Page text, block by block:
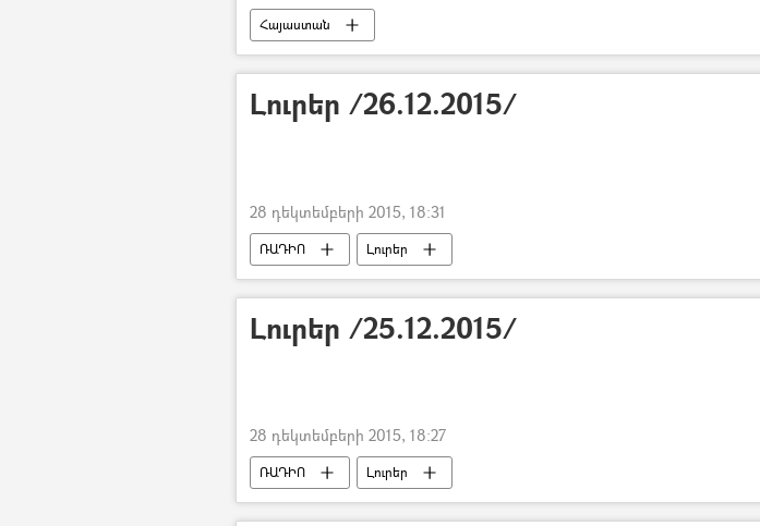
Հայաստան
Լուրեր /26.12.2015/
28 դեկտեմբերի 2015, 18:31
ՌԱԴԻՈ Լուրեր
Լուրեր /25.12.2015/
28 դեկտեմբերի 2015, 18:27
ՌԱԴԻՈ Լուրեր